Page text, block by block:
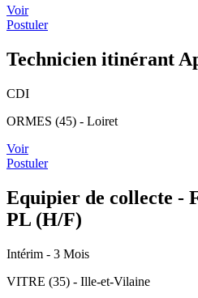
Voir
Postuler
Technicien itinérant
CDI
ORMES (45) - Loiret
Voir
Postuler
Equipier de collecte -
PL (H/F)
Intérim - 3 Mois
VITRE (35) - Ille-et-Vilaine